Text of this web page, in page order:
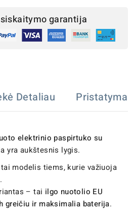
garantija
Detaliau Pristatymas
elektrinio paspirtuko su
yra aukštesnis lygis.
modelis tiems, kurie važiuoja
– tai ilgo nuotolio EU
greičiu ir maksimalia baterija.